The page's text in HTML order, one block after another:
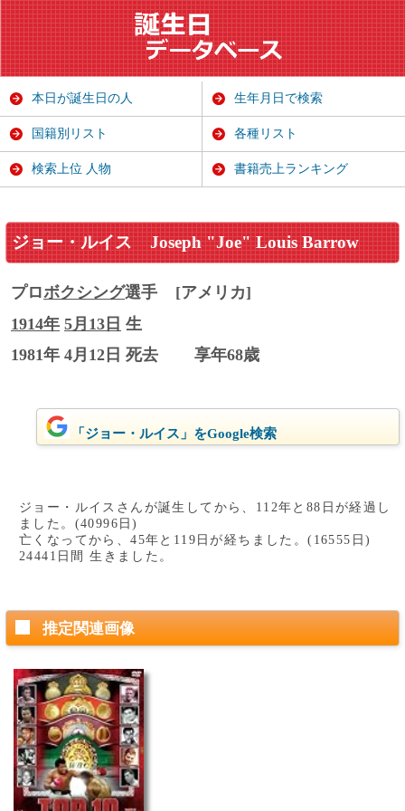
ジョー・ルイス Joseph "Joe" Louis Barrow
プロボクシング選手
[アメリカ]
1914年 5月13日 生
1981年 4月12日 死去
享年68歳
「ジョー・ルイス」をGoogle検索
ジョー・ルイスさんが誕生してから、112年と88日が経過し
ました。(40996日)
亡くなってから、45年と119日が経ちました。(16555日)
24441日間 生きました。
推定関連画像
本日が誕生日の人 生年月日で検索
国籍別リスト 各種リスト
検索上位 人物 書籍売上ランキング